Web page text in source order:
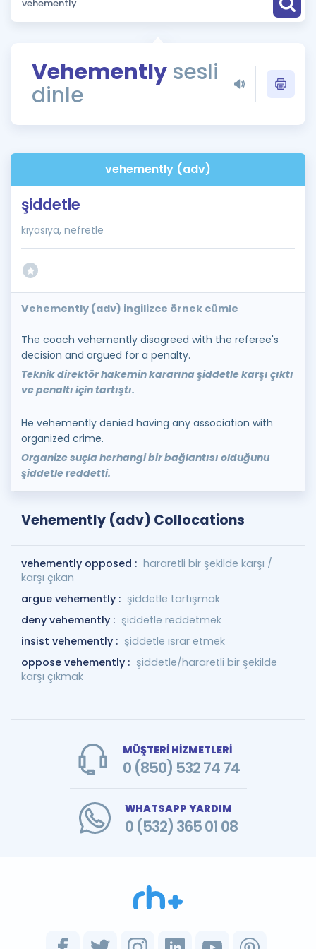
Puan Hesaplama
ÖSYM Sınav Takvimi
Kampanyalar
İngilizce Gramer
Vehemently sesli
dinle
vehemently (adv)
şiddetle
kıyasıya, nefretle
Vehemently (adv) ingilizce örnek cümle
The coach vehemently disagreed with the referee's
decision and argued for a penalty.
Teknik direktör hakemin kararına şiddetle karşı çıktı
ve penaltı için tartıştı.
He vehemently denied having any association with
organized crime.
Organize suçla herhangi bir bağlantısı olduğunu
şiddetle reddetti.
Vehemently (adv) Collocations
vehemently opposed : hararetli bir şekilde karşı /
karşı çıkan
argue vehemently : şiddetle tartışmak
deny vehemently : şiddetle reddetmek
insist vehemently : şiddetle ısrar etmek
oppose vehemently : şiddetle/hararetli bir şekilde
karşı çıkmak
MÜŞTERİ HİZMETLERİ
0 (850) 532 74 74
WHATSAPP YARDIM
0 (532) 365 01 08